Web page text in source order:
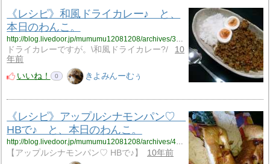
《レシピ》和風ドライカレー♪ と、
本日のわんこ。
http://blog.livedoor.jp/mumumu12081208/archives/3987812.html
ドライカレーですが。\和風ドライカレー?/
10
年前
いいね！
0 きよみんーむぅ
《レシピ》アップルシナモンパン♡
HBで♪ と、本日のわんこ。
http://blog.livedoor.jp/mumumu12081208/archives/4198349.html
【アップルシナモンパン♡ HBで♪】
10年前